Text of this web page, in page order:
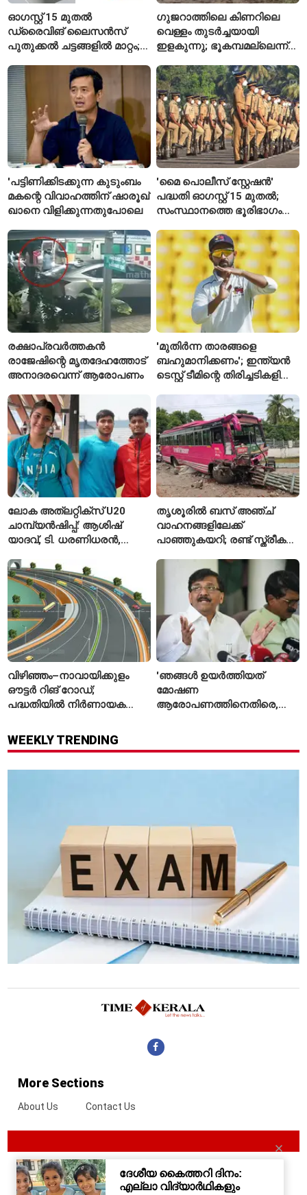
ഓഗസ്റ്റ് 15 മുതൽ
ഡ്രൈവിങ് ലൈസൻസ്
പുതുക്കൽ ചട്ടങ്ങളിൽ മാറ്റം;
അറിയേണ്ട രണ്ട് പ്രധാന
കാര്യങ്ങൾ
ഗുജറാത്തിലെ കിണറിലെ
വെള്ളം തുടർച്ചയായി
ഇളകുന്നു; ഭൂകമ്പമല്ലെന്ന്
'പട്ടിണിക്കിടക്കുന്ന കുടുംബം
മകന്റെ വിവാഹത്തിന് ഷാരൂഖ്
ഖാനെ വിളിക്കുന്നതുപോലെ
'മൈ പൊലീസ് സ്റ്റേഷൻ'
പദ്ധതി ഓഗസ്റ്റ് 15 മുതൽ;
സംസ്ഥാനത്തെ ഭൂരിഭാഗം
എസ്‌ഐമാർക്ക്
രക്ഷാപ്രവർത്തകൻ
രാജേഷിന്റെ മൃതദേഹത്തോട്
അനാദരവെന്ന് ആരോപണം
'മുതിർന്ന താരങ്ങളെ
ബഹുമാനിക്കണം'; ഇന്ത്യൻ
ടെസ്റ്റ് ടീമിന്റെ തിരിച്ചടികളിൽ
രഹാനെ
ലോക അത്‌ലറ്റിക്സ് U20
ചാമ്പ്യൻഷിപ്പ്: ആശിഷ്
യാദവ്, ടി. ധരണിധരൻ,
ഫൈനലിൽ
തൃശൂരിൽ ബസ് അഞ്ച്
വാഹനങ്ങളിലേക്ക്
പാഞ്ഞുകയറി; രണ്ട് സ്ത്രീകൾ
വിഴിഞ്ഞം–നാവായിക്കുളം
ഔട്ടർ റിങ് റോഡ്;
പദ്ധതിയിൽ നിർണായക
വിശദീകരണം
'ഞങ്ങൾ ഉയർത്തിയത്
മോഷണ
ആരോപണത്തിനെതിരെ,
സഞ്ജയ് റാവത്ത്
WEEKLY TRENDING
More Sections
About Us Contact Us